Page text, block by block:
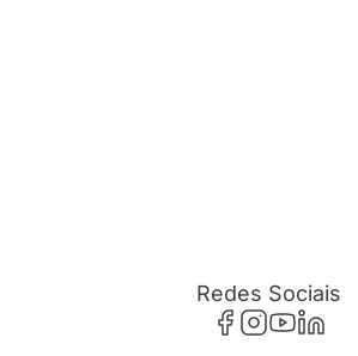
Redes Sociais